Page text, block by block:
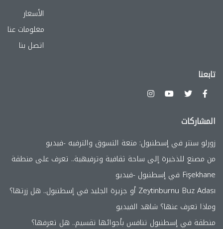
الأسعار
معلومات عنا
اتصل بنا
تابعنا
المشاركات
زورلو سنتر في إسطنبول: متعة التسوق والترفيه -فيديو
من مصنع للذخيرة إلى ساحة ثقافية وترفيهية.. تعرف على منطقة
Fişekhane في إسطنبول -فيديو
Zeytinburnu Buz Adası أو جزيرة الجليد في إسطنبول.. هل زرتها؟
وماذا تعرف عنها؟ شاهد الفيديو
منطقة في إسطنبول تنافس بأجوائها تقسيم.. هل تعرفها؟